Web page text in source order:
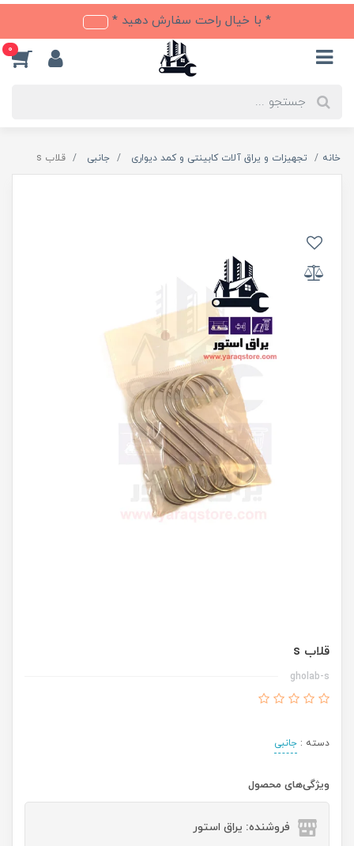
* با خیال راحت سفارش دهید *
0
خانه تجهیزات و یراق آلات کابینتی و کمد دیواری جانبی قلاب s
قلاب s
gholab-s
دسته : جانبی
ویژگی‌های محصول
فروشنده: یراق استور